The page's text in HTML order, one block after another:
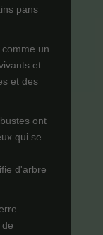
pans
un
et
et des
ont
qui se
d'arbre